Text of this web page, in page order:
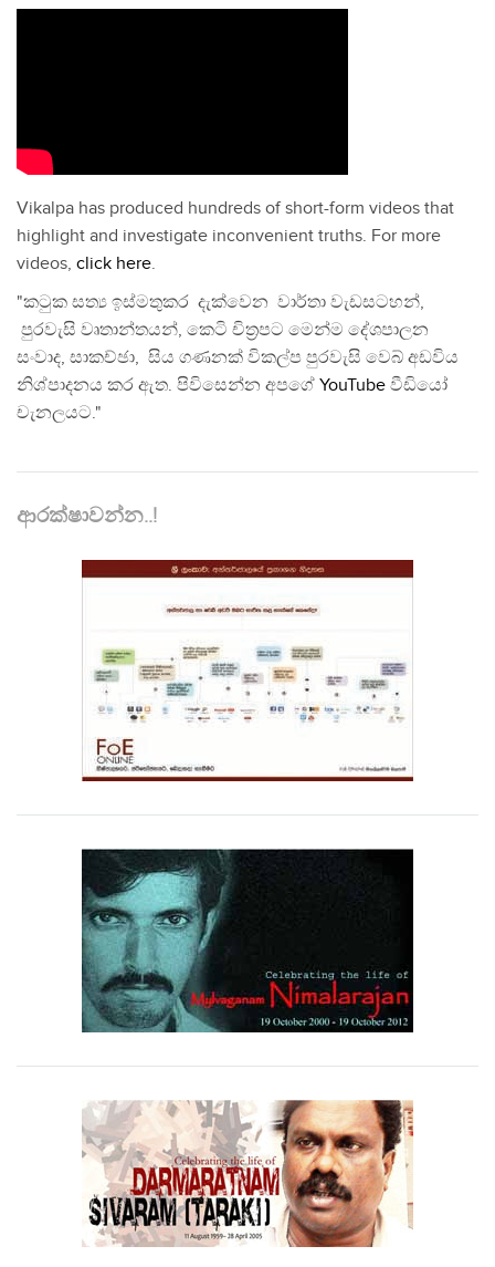
Vikalpa has produced hundreds of short-form videos that
highlight and investigate inconvenient truths. For more
videos, click here.
"කටුක සත්‍ය ඉස්මතුකර දැක්වෙන වාර්තා වැඩසටහන්,
පුරවැසි වෘතාන්තයන්, කෙටි චිත්‍රපට මෙන්ම දේශපාලන
සංවාද, සාකච්ඡා, සිය ගණනක් විකල්ප පුරවැසි වෙබ් අඩවිය
නිශ්පාදනය කර ඇත. පිවිසෙන්න අපගේ YouTube වීඩියෝ
චැනලයට."
ආරක්ෂාවන්න..!